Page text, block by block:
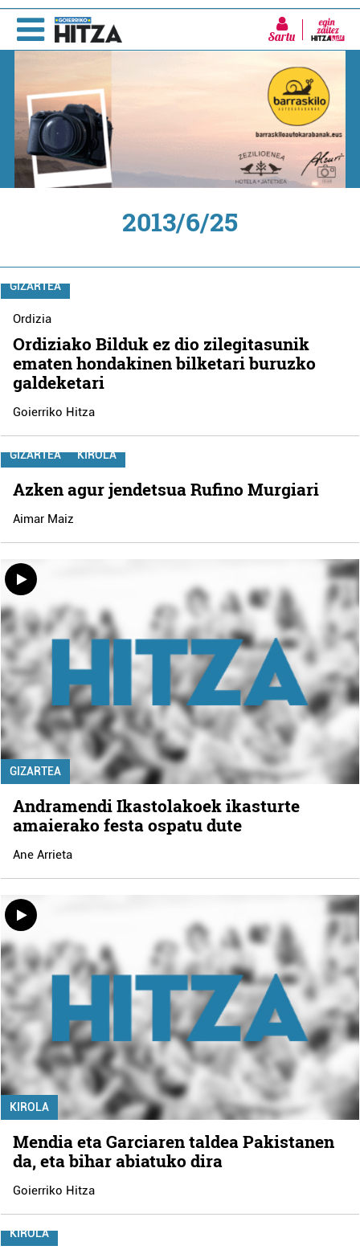
Sartu
2013/6/25
GIZARTEA
Ordizia
Ordiziako Bilduk ez dio zilegitasunik
ematen hondakinen bilketari buruzko
galdeketari
Goierriko Hitza
GIZARTEA KIROLA
Azken agur jendetsua Rufino Murgiari
Aimar Maiz
GIZARTEA
Andramendi Ikastolakoek ikasturte
amaierako festa ospatu dute
Ane Arrieta
KIROLA
Mendia eta Garciaren taldea Pakistanen
da, eta bihar abiatuko dira
Goierriko Hitza
KIROLA